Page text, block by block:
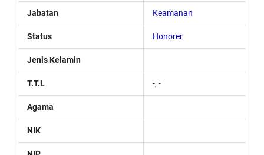
Jabatan Keamanan
Status Honorer
Jenis Kelamin
T.T.L -, -
Agama
NIK